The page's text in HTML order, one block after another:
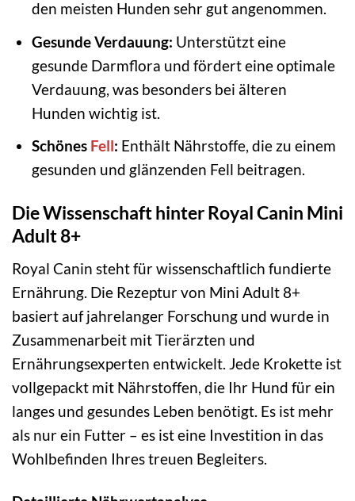
den meisten Hunden sehr gut angenommen.
Gesunde Verdauung: Unterstützt eine
gesunde Darmflora und fördert eine optimale
Verdauung, was besonders bei älteren
Hunden wichtig ist.
Schönes Fell: Enthält Nährstoffe, die zu einem
gesunden und glänzenden Fell beitragen.
Die Wissenschaft hinter Royal Canin Mini
Adult 8+
Royal Canin steht für wissenschaftlich fundierte
Ernährung. Die Rezeptur von Mini Adult 8+
basiert auf jahrelanger Forschung und wurde in
Zusammenarbeit mit Tierärzten und
Ernährungsexperten entwickelt. Jede Krokette ist
vollgepackt mit Nährstoffen, die Ihr Hund für ein
langes und gesundes Leben benötigt. Es ist mehr
als nur ein Futter – es ist eine Investition in das
Wohlbefinden Ihres treuen Begleiters.